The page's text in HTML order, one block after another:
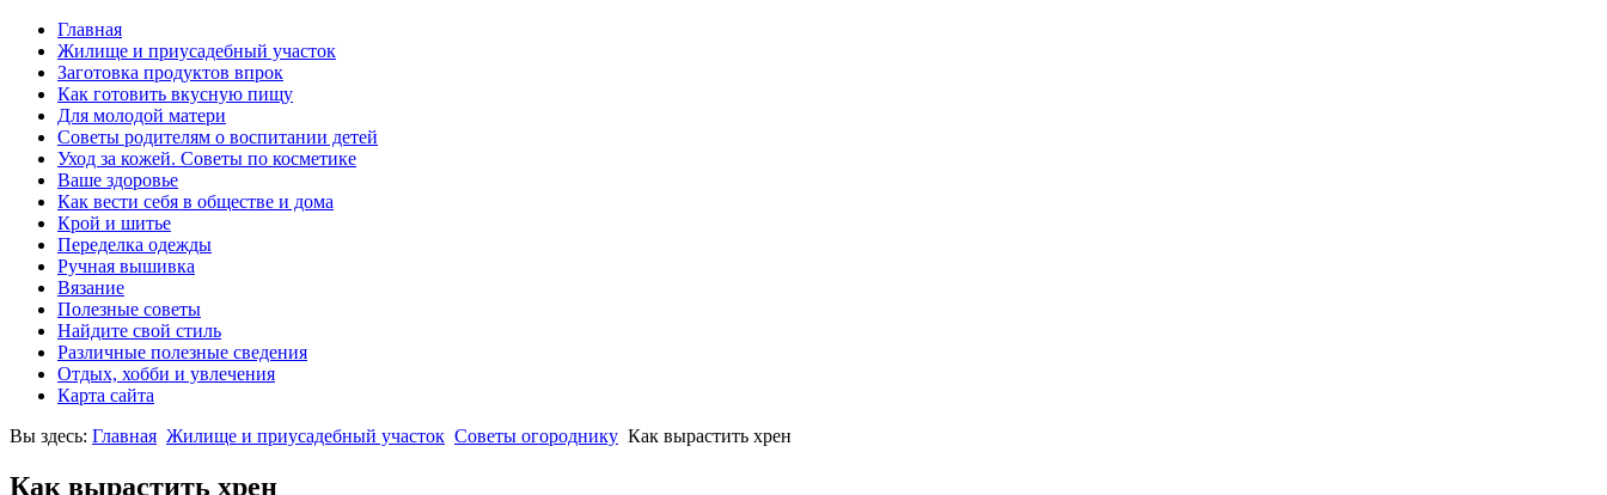
Главная
Жилище и приусадебный участок
Заготовка продуктов впрок
Как готовить вкусную пищу
Для молодой матери
Советы родителям о воспитании детей
Уход за кожей. Советы по косметике
Ваше здоровье
Как вести себя в обществе и дома
Крой и шитье
Переделка одежды
Ручная вышивка
Вязание
Полезные советы
Найдите свой стиль
Различные полезные сведения
Отдых, хобби и увлечения
Карта сайта
Вы здесь: Главная Жилище и приусадебный участок Советы огороднику Как вырастить хрен
Как вырастить хрен